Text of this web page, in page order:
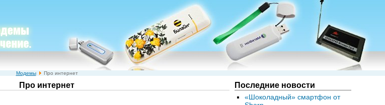
Модемы Про интернет
Про интернет Последние новости
«Шоколадный» смартфон от